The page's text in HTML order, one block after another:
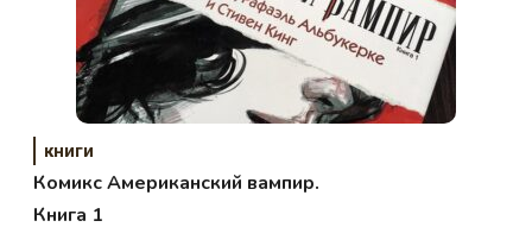
книги
Комикс Американский вампир.
Книга 1